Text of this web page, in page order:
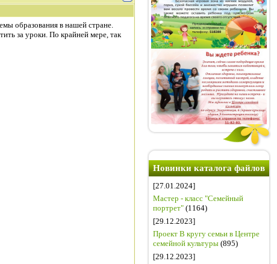
образования в нашей стране.
за уроки. По крайней мере, так
Новинки каталога файлов
[27.01.2024]
Мастер - класс "Семейный
портрет" (1164)
[29.12.2023]
Проект В кругу семьи в Центре
семейной культуры (895)
[29.12.2023]